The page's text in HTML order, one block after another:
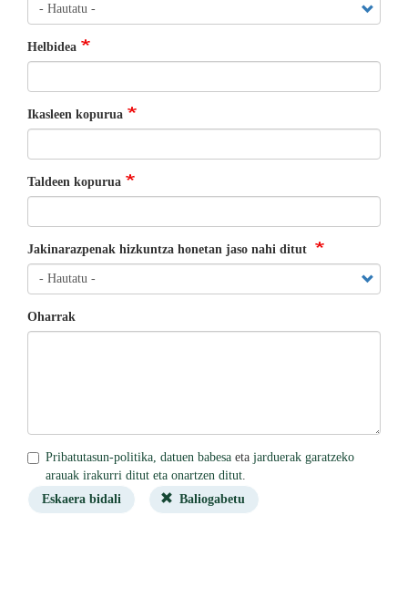
Helbidea
Ikasleen kopurua
Taldeen kopurua
Jakinarazpenak hizkuntza honetan jaso nahi ditut
Oharrak
Pribatutasun-politika, datuen babesa eta jarduerak garatzeko
arauak irakurri ditut eta onartzen ditut.
Eskaera bidali
Baliogabetu